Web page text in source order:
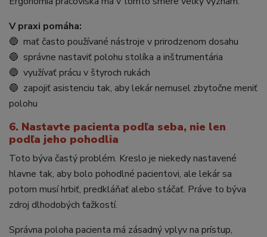
V praxi pomáha:
🔵 mať často používané nástroje v prirodzenom dosahu
🔵 správne nastaviť polohu stolíka a inštrumentária
🔵 využívať prácu v štyroch rukách
🔵 zapojiť asistenciu tak, aby lekár nemusel zbytočne meniť
polohu
6. Nastavte pacienta podľa seba, nie len
podľa jeho pohodlia
Toto býva častý problém. Kreslo je niekedy nastavené
hlavne tak, aby bolo pohodlné pacientovi, ale lekár sa
potom musí hrbiť, predkláňať alebo stáčať. Práve to býva
zdroj dlhodobých ťažkostí.
Správna poloha pacienta má zásadný vplyv na prístup,